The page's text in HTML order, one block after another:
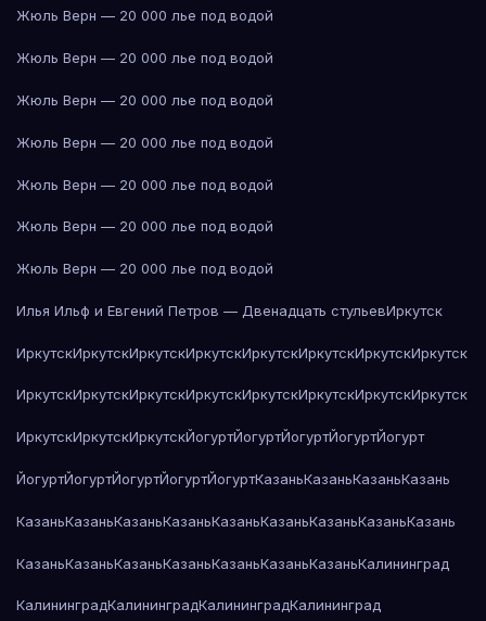
Жюль Верн — 20 000 лье под водой
Жюль Верн — 20 000 лье под водой
Жюль Верн — 20 000 лье под водой
Жюль Верн — 20 000 лье под водой
Жюль Верн — 20 000 лье под водой
Жюль Верн — 20 000 лье под водой
Жюль Верн — 20 000 лье под водой
Илья Ильф и Евгений Петров — Двенадцать стульевИркутск
ИркутскИркутскИркутскИркутскИркутскИркутскИркутскИркутск
ИркутскИркутскИркутскИркутскИркутскИркутскИркутскИркутск
ИркутскИркутскИркутскЙогуртЙогуртЙогуртЙогуртЙогурт
ЙогуртЙогуртЙогуртЙогуртЙогуртКазаньКазаньКазаньКазань
КазаньКазаньКазаньКазаньКазаньКазаньКазаньКазаньКазань
КазаньКазаньКазаньКазаньКазаньКазаньКазаньКалининград
КалининградКалининградКалининградКалининград